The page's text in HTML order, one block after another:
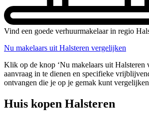
Vind een goede verhuurmakelaar in regio
Nu makelaars uit Halsteren vergelijken
Klik op de knop ‘Nu makelaars uit Halsteren
aanvraag in te dienen en specifieke
ontvangen die je op je gemak kunt
Huis kopen Halsteren